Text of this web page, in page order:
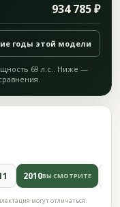
934 785 ₽
годы этой модели
69 л.с.. Ниже —
2010ВЫ СМОТРИТЕ
могут отличаться.